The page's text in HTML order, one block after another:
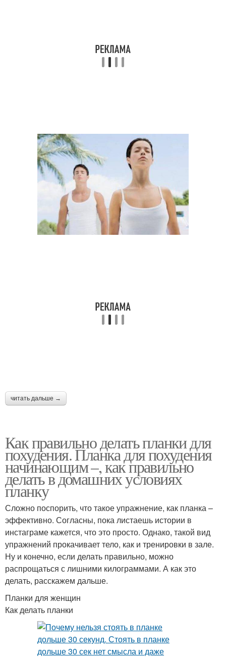
простатита
фитнес упражнения
Упражнение для
гибкости
читать дальше →
Как правильно делать планки для
похудения. Планка для похудения
начинающим –, как правильно
делать в домашних условиях
планку
Сложно поспорить, что такое упражнение, как планка –
эффективно. Согласны, пока листаешь истории в
инстаграме кажется, что это просто. Однако, такой вид
упражнений прокачивает тело, как и тренировки в зале.
Ну и конечно, если делать правильно, можно
распрощаться с лишними килограммами. А как это
делать, расскажем дальше.
Планки для женщин
Как делать планки